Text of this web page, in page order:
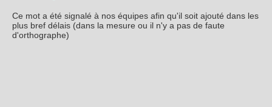
Ce mot a été signalé à nos équipes afin qu'il soit ajouté dans les
plus bref délais (dans la mesure ou il n'y a pas de faute
d'orthographe)